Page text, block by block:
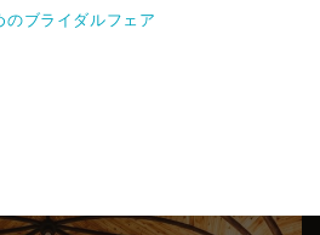
のブライダルフェア